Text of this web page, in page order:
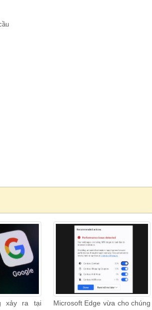
xảy ra tại Microsoft Edge vừa cho chúng